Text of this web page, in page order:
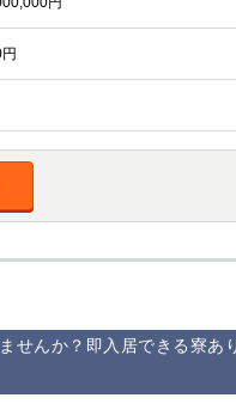
せんか？即入居できる寮あ
相模原
前＜草
北浦和（西口）